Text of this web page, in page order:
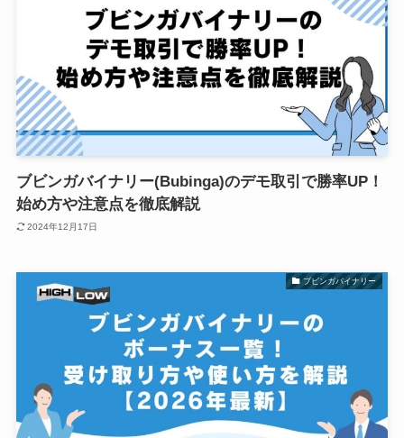
ブビンガバイナリー(Bubinga)のデモ取引で勝率UP！
始め方や注意点を徹底解説
2024年12月17日
ブビンガバイナリー